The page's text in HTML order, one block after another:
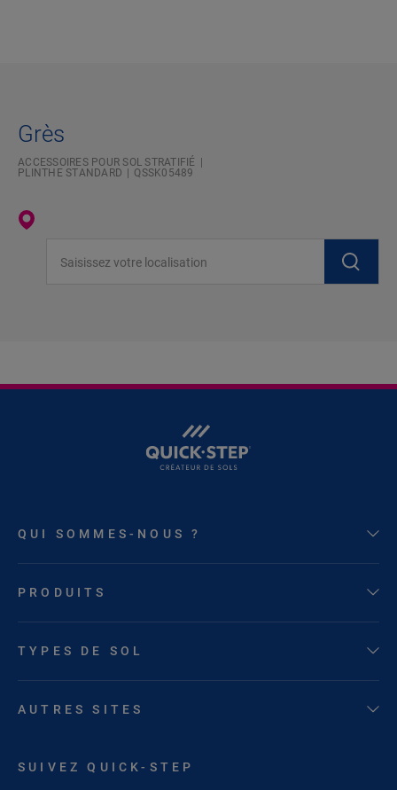
Grès
ACCESSOIRES POUR SOL STRATIFIÉ
PLINTHE STANDARD
QSSK05489
QUI SOMMES-NOUS ?
PRODUITS
TYPES DE SOL
AUTRES SITES
SUIVEZ QUICK-STEP